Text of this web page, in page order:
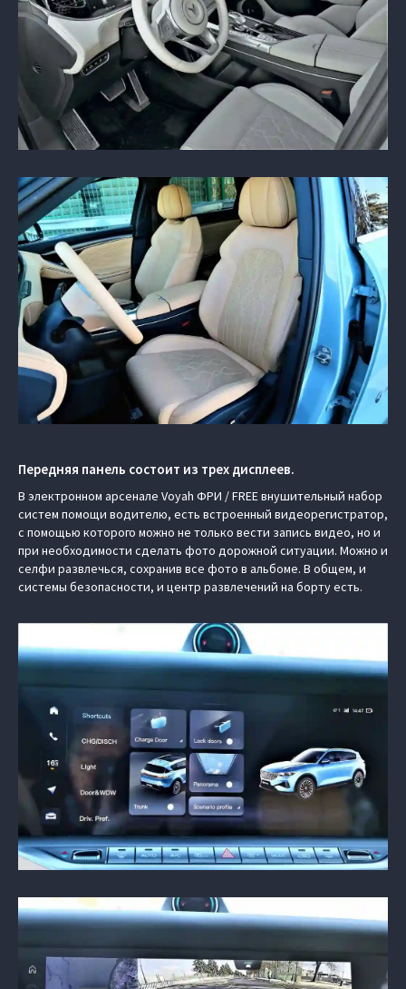
Передняя панель состоит из трех дисплеев.
В электронном арсенале Voyah ФРИ / FREE внушительный набор
систем помощи водителю, есть встроенный видеорегистратор,
с помощью которого можно не только вести запись видео, но и
при необходимости сделать фото дорожной ситуации. Можно и
селфи развлечься, сохранив все фото в альбоме. В общем, и
системы безопасности, и центр развлечений на борту есть.